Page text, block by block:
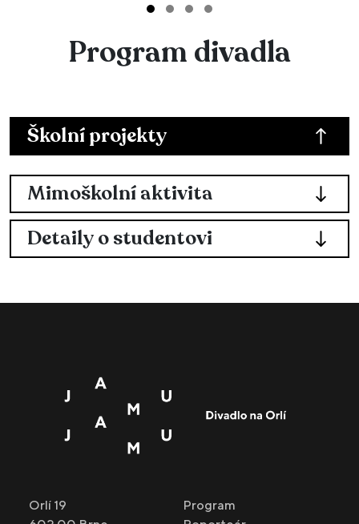
Školní projekty
Mimoškolní aktivita
Detaily o studentovi
Program divadla
Orlí 19
Program